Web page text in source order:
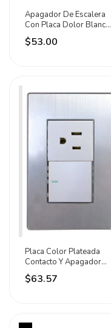
Apagador De Escalera
Con Placa Dolor Blanco
Sanelec
$53.00
Placa Color Plateada
Contacto Y Apagador
Sencillo Sanelec 10 A
Plateado
$63.57